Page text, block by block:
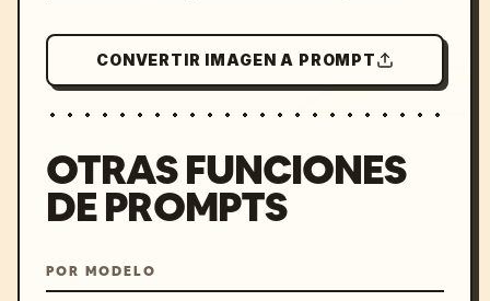
CONVERTIR IMAGEN A PROMPT
OTRAS FUNCIONES
DE PROMPTS
POR MODELO